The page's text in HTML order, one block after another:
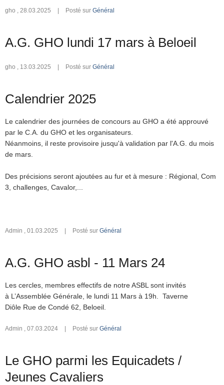
gho , 28.03.2025 Posté sur Général
A.G. GHO lundi 17 mars à Beloeil
gho , 13.03.2025 Posté sur Général
Calendrier 2025
Le calendrier des journées de concours au GHO a été approuvé
par le C.A. du GHO et les organisateurs.
Néanmoins, il reste provisoire jusqu'à validation par l'A.G. du mois
de mars.
Des précisions seront ajoutées au fur et à mesure : Régional, Com
3, challenges, Cavalor,...
Admin , 01.03.2025 Posté sur Général
A.G. GHO asbl - 11 Mars 24
Les cercles, membres effectifs de notre ASBL sont invités
à L’Assemblée Générale, le lundi 11 Mars à 19h. Taverne
Diôle Rue de Condé 62, Beloeil.
Admin , 07.03.2024 Posté sur Général
Le GHO parmi les Equicadets /
Jeunes Cavaliers